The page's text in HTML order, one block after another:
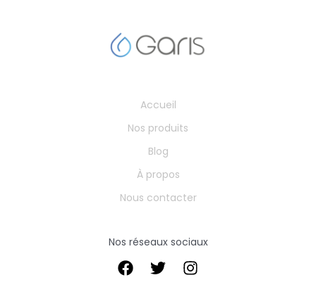
Accueil
Nos produits
Blog
À propos
Nous contacter
Nos réseaux sociaux